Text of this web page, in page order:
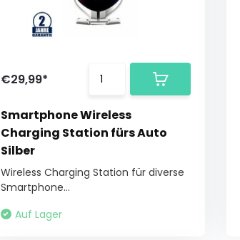
€29,99*
Smartphone Wireless
Charging Station fürs Auto
Silber
Wireless Charging Station für diverse
Smartphone...
Auf Lager